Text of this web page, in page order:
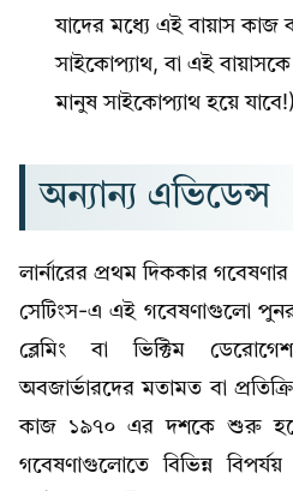
যাদের মধ্যে এই বায়াস কাজ
সাইকোপ্যাথ, বা এই
মানুষ সাইকোপ্যাথ হয়ে
অন্যান্য এভিডেন্স
লার্নারের প্রথম দিককার
সেটিংস-এ এই গবেষণাগুলো
ব্লেমিং বা ভিক্টিম
অবজার্ভারদের মতামত বা
কাজ ১৯৭০ এর দশকে শুরু
গবেষণাগুলোতে বিভিন্ন